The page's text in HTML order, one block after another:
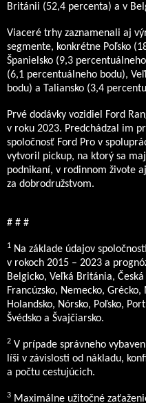
Británii (52,4 percenta) a v
Viaceré trhy zaznamenali aj
segmente, konkrétne Poľsko
Španielsko (9,3
(6,1 percentuálneho bodu),
bodu) a Taliansko (3,4
Prvé dodávky vozidiel Ford
v roku 2023. Predchádzal im
spoločnosť Ford Pro v
vytvoril pickup, na ktorý sa
podnikaní, v rodinnom živote
za dobrodružstvom.
# # #
1 Na základe údajov
v rokoch 2015 – 2023 a
Belgicko, Veľká Británia,
Francúzsko, Nemecko,
Holandsko, Nórsko, Poľsko,
Švédsko a Švajčiarsko.
2 V prípade správneho
líši v závislosti od nákladu,
a počtu cestujúcich.
3 Maximálne užitočné